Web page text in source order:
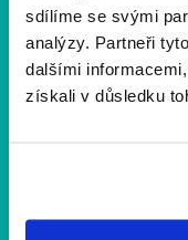
sdílíme se svými
analýzy. Partneři
dalšími
získali v důsledku